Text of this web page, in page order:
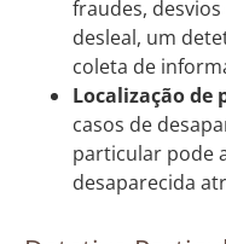
fraudes,
desleal, um
coleta de
Localização de
casos de
particular pode
desaparecida